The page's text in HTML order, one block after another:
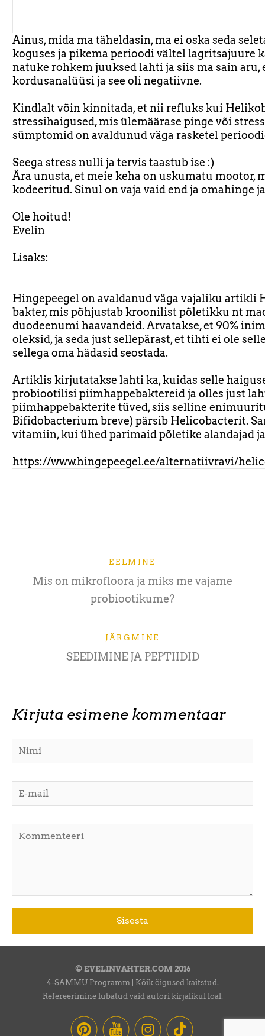
Ainus, mida ma täheldasin, ma ei oska seda
koguses ja pikema perioodi vältel lagritsajuure
natuke rohkem juuksed lahti ja siis ma sain
kordusanalüüsi ja see oli negatiivne.
Kindlalt võin kinnitada, et nii refluks kui
stressihaigused, mis ülemäärase pinge või
sümptomid on avaldunud väga rasketel
Seega stress nulli ja tervis taastub ise :)
Ära unusta, et meie keha on uskumatu mootor,
kodeeritud. Sinul on vaja vaid end ja omahinge
Ole hoitud!
Evelin
Lisaks:
Hingepeegel on avaldanud väga vajaliku artikli
bakter, mis põhjustab kroonilist põletikku nt
duodeenumi haavandeid. Arvatakse, et 90%
oleksid, ja seda just sellepärast, et tihti ei ole
sellega oma hädasid seostada.
Artiklis kirjutatakse lahti ka, kuidas selle
probiootilisi piimhappebaktereid ja olles just
piimhappebakterite tüved, siis selline
Bifidobacterium breve) pärsib Helicobacterit.
vitamiin, kui ühed parimaid põletike alandajad
https://www.hingepeegel.ee/alternatiivravi/
EELMINE
Mis on mikrofloora ja miks me vajame
probiootikume?
JÄRGMINE
SEEDIMINE JA PEPTIIDID
Kirjuta esimene kommentaar
© EVELINVAHTER.COM 2016
4-SAMMU Programm | Kõik õigused kaitstud.
Refereerimine lubatud vaid autori kirjalikul loal.